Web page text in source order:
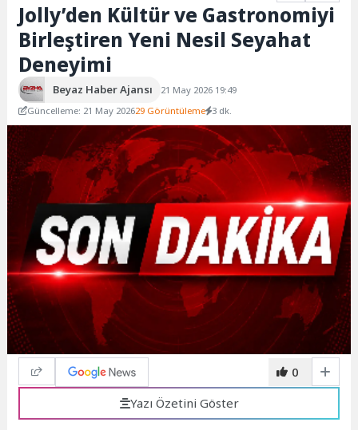
Jolly’den Kültür ve Gastronomiyi
Birleştiren Yeni Nesil Seyahat
Deneyimi
Beyaz Haber Ajansı
21 May 2026 19:49
Güncelleme: 21 May 202629 Görüntüleme 3 dk.
0
Yazı Özetini Göster